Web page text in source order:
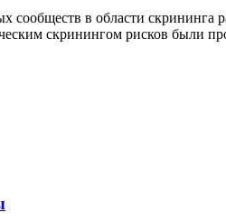
в области скрининга
скринингом рисков были